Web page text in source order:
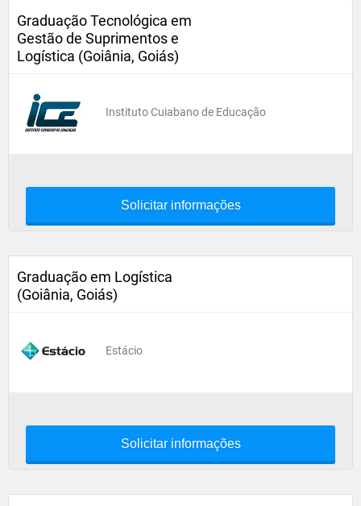
Graduação Tecnológica em
Gestão de Suprimentos e
Logística (Goiânia, Goiás)
Instituto Cuiabano de Educação
Solicitar informações
Graduação em Logística
(Goiânia, Goiás)
Estácio
Solicitar informações